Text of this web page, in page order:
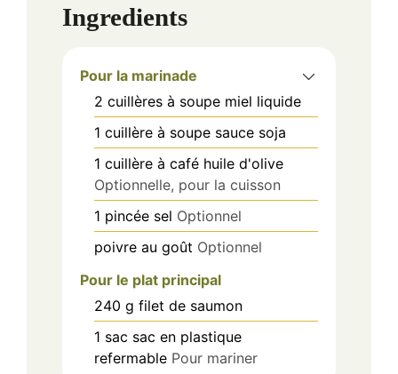
Ingredients
Pour la marinade
2 cuillères à soupe miel liquide
1 cuillère à soupe sauce soja
1 cuillère à café huile d'olive
Optionnelle, pour la cuisson
1 pincée sel Optionnel
poivre au goût Optionnel
Pour le plat principal
240 g filet de saumon
1 sac sac en plastique
refermable Pour mariner